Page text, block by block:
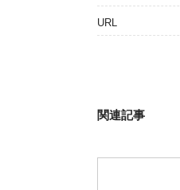
URL
関連記事